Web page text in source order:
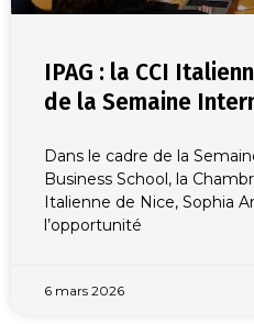
IPAG : la CCI
de la Semaine
Dans le cadre de la
Business School, la
Italienne de Nice, Sophia
l’opportunité
6 mars 2026